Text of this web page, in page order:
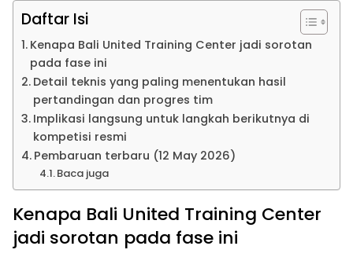
Daftar Isi
Kenapa Bali United Training Center jadi sorotan
pada fase ini
Detail teknis yang paling menentukan hasil
pertandingan dan progres tim
Implikasi langsung untuk langkah berikutnya di
kompetisi resmi
Pembaruan terbaru (12 May 2026)
Baca juga
Kenapa Bali United Training Center
jadi sorotan pada fase ini